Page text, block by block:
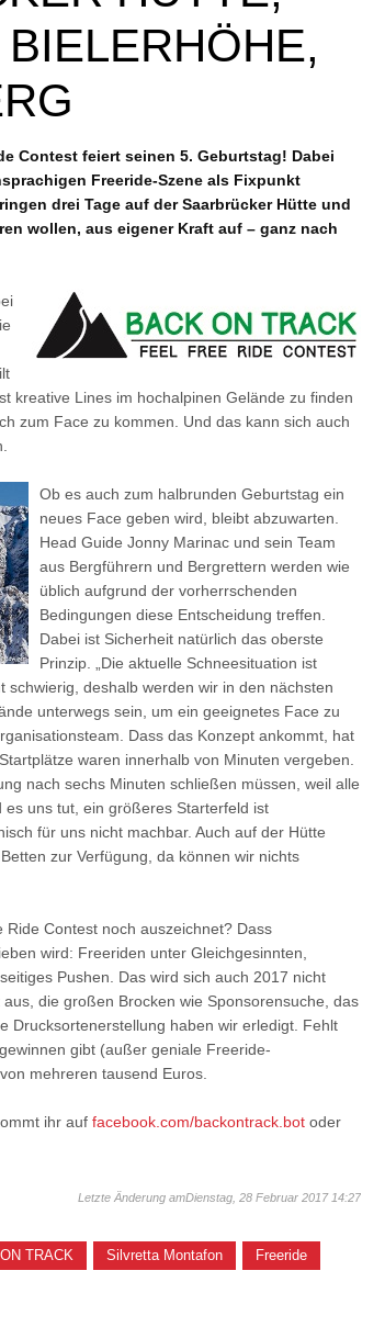
Contest feiert seinen 5. Geburtstag! Dabei
Freeride-Szene als Fixpunkt
drei Tage auf der Saarbrücker Hütte und
wollen, aus eigener Kraft auf – ganz nach
kreative Lines im hochalpinen Gelände zu finden
zum Face zu kommen. Und das kann sich auch
Ob es auch zum halbrunden Geburtstag ein
neues Face geben wird, bleibt abzuwarten.
Head Guide Jonny Marinac und sein Team
aus Bergführern und Bergrettern werden wie
üblich aufgrund der vorherrschenden
Bedingungen diese Entscheidung treffen.
Dabei ist Sicherheit natürlich das oberste
Prinzip. „Die aktuelle Schneesituation ist
schwierig, deshalb werden wir in den nächsten
unterwegs sein, um ein geeignetes Face zu
Dass das Konzept ankommt, hat
waren innerhalb von Minuten vergeben.
nach sechs Minuten schließen müssen, weil alle
uns tut, ein größeres Starterfeld ist
für uns nicht machbar. Auch auf der Hütte
zur Verfügung, da können wir nichts
Contest noch auszeichnet? Dass
wird: Freeriden unter Gleichgesinnten,
Pushen. Das wird sich auch 2017 nicht
die großen Brocken wie Sponsorensuche, das
Drucksortenerstellung haben wir erledigt. Fehlt
gibt (außer geniale Freeride-
mehreren tausend Euros.
ihr auf facebook.com/backontrack.bot oder
Letzte Änderung amDienstag, 28 Februar 2017 14:27
TRACK Silvretta Montafon Freeride